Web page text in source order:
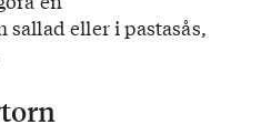
sallad eller i pastasås,